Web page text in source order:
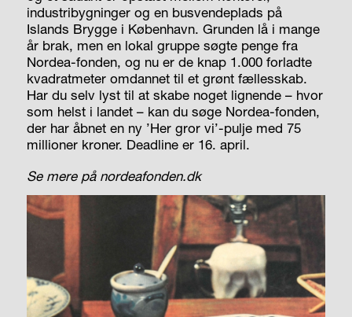
industribygninger og en busvendeplads på
Islands Brygge i København. Grunden lå i mange
år brak, men en lokal gruppe søgte penge fra
Nordea-fonden, og nu er de knap 1.000 forladte
kvadratmeter omdannet til et grønt fællesskab.
Har du selv lyst til at skabe noget lignende – hvor
som helst i landet – kan du søge Nordea-fonden,
der har åbnet en ny ’Her gror vi’-pulje med 75
millioner kroner. Deadline er 16. april.
Se mere på nordeafonden.dk